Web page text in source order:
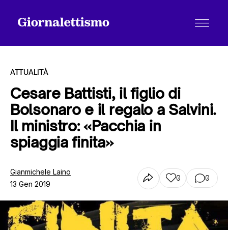
Tutti gli articoli
Chi siamo
ATTUALITÀ
Cesare Battisti, il figlio di
Bolsonaro e il regalo a Salvini.
Il ministro: «Pacchia in
spiaggia finita»
Gianmichele Laino
13 Gen 2019
0 0